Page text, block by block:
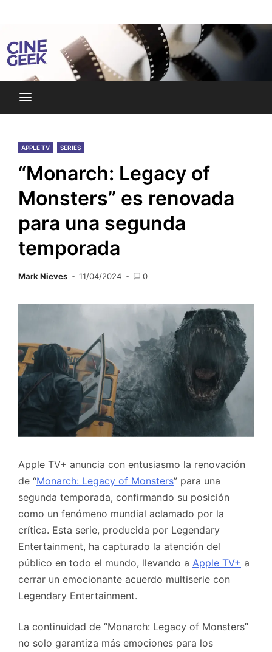
Cine Geek
APPLE TV SERIES
“Monarch: Legacy of
Monsters” es renovada
para una segunda
temporada
Mark Nieves 11/04/2024 0
Apple TV+ anuncia con entusiasmo la renovación
de “Monarch: Legacy of Monsters” para una
segunda temporada, confirmando su posición
como un fenómeno mundial aclamado por la
crítica. Esta serie, producida por Legendary
Entertainment, ha capturado la atención del
público en todo el mundo, llevando a Apple TV+ a
cerrar un emocionante acuerdo multiserie con
Legendary Entertainment.
La continuidad de “Monarch: Legacy of Monsters”
no solo garantiza más emociones para los